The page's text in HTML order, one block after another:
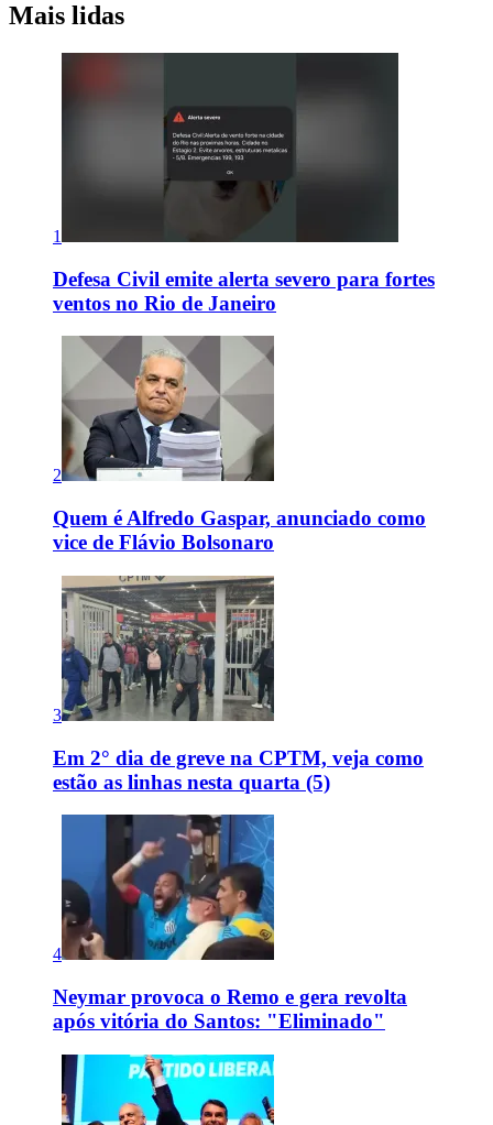
Mais lidas
1
Defesa Civil emite alerta severo para fortes
ventos no Rio de Janeiro
2
Quem é Alfredo Gaspar, anunciado como
vice de Flávio Bolsonaro
3
Em 2° dia de greve na CPTM, veja como
estão as linhas nesta quarta (5)
4
Neymar provoca o Remo e gera revolta
após vitória do Santos: "Eliminado"